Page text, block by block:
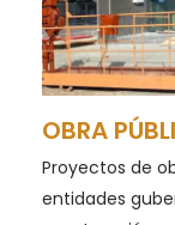
OBRA
Proyectos de
entidades